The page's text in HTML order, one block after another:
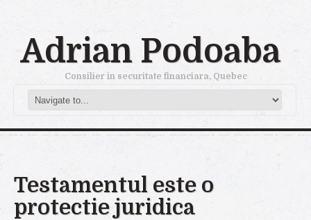
Adrian Podoaba
Consilier in securitate financiara, Quebec
Testamentul este o
protectie juridica